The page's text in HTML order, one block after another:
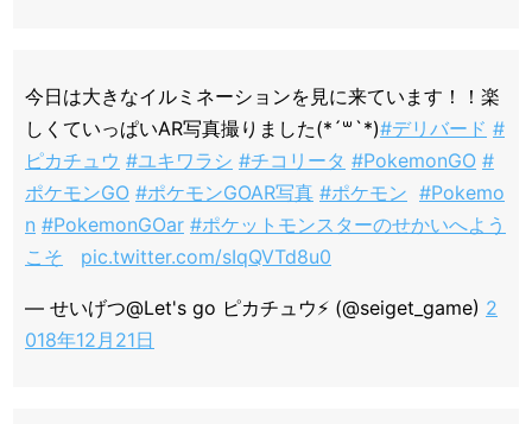
今日は大きなイルミネーションを見に来ています！！楽
しくていっぱいAR写真撮りました(*´꒳`*)#デリバード #
ピカチュウ #ユキワラシ #チコリータ #PokemonGO #
ポケモンGO #ポケモンGOAR写真 #ポケモン #Pokemo
n #PokemonGOar #ポケットモンスターのせかいへよう
こそ
pic.twitter.com/sIqQVTd8u0
— せいげつ@Let's go ピカチュウ⚡️ (@seiget_game) 2
018年12月21日